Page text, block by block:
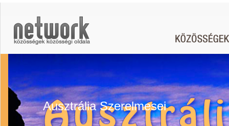
Ausztrália Szerelmesei